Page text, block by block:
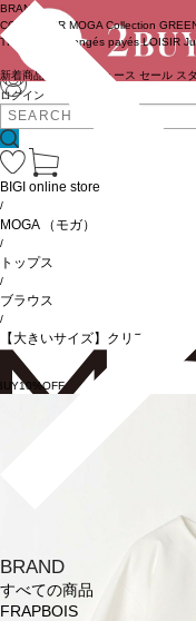
ログイン
BRAND
COUTURIER MOGA Collection
TRISTESSE
congés payés LOISIR
新着商品 ニュース セール ス
BRAND
すべての商品
FRAPBOIS
BIGI online store
/
MOGA （モガ）
/
トップス
/
ブラウス
/
【大きいサイズ】クリアポンチ